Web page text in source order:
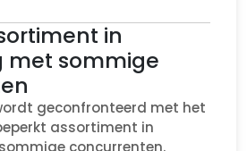
in
met sommige
geconfronteerd met het
assortiment in
concurrenten.